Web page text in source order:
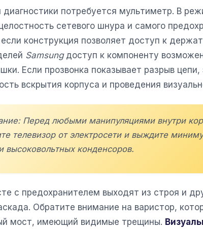
диагностики потребуется мультиметр. В
сетевого шнура и самого
если конструкция позволяет доступ к
Samsungдоступ к компоненту
Если прозвонка показывает разрыв
вскрытия корпуса и проведения
Перед любыми манипуляциями внутри
телевизор от электросети и выждите
высоковольтных конденсоров.
с предохранителем выходят из строя и
Обратите внимание на варистор,
мост, имеющий видимые трещины.